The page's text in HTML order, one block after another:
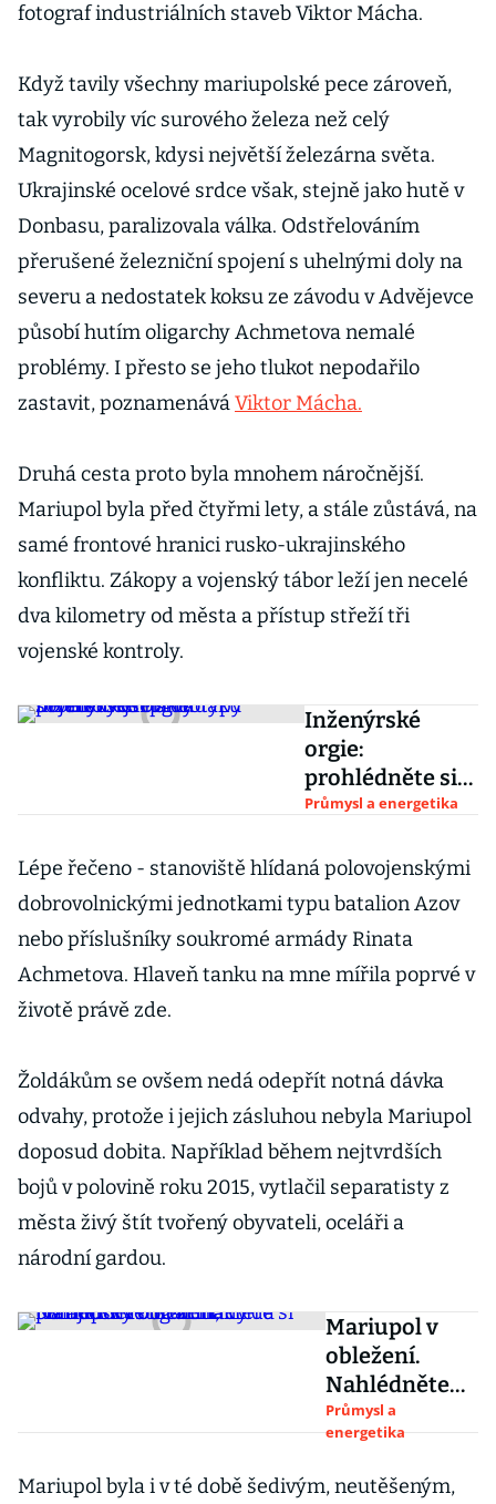
fotograf industriálních staveb Viktor Mácha.
Když tavily všechny mariupolské pece zároveň,
tak vyrobily víc surového železa než celý
Magnitogorsk, kdysi největší železárna světa.
Ukrajinské ocelové srdce však, stejně jako hutě v
Donbasu, paralizovala válka. Odstřelováním
přerušené železniční spojení s uhelnými doly na
severu a nedostatek koksu ze závodu v Advějevce
působí hutím oligarchy Achmetova nemalé
problémy. I přesto se jeho tlukot nepodařilo
zastavit, poznamenáváViktor Mácha.
Druhá cesta proto byla mnohem náročnější.
Mariupol byla před čtyřmi lety, a stále zůstává, na
samé frontové hranici rusko-ukrajinského
konfliktu. Zákopy a vojenský tábor leží jen necelé
dva kilometry od města a přístup střeží tři
vojenské kontroly.
Inženýrské
orgie:
prohlédněte si
ty nejdivočejší
sovětských
náklaďáků
Průmysl a energetika
Lépe řečeno - stanoviště hlídaná polovojenskými
dobrovolnickými jednotkami typu batalion Azov
nebo příslušníky soukromé armády Rinata
Achmetova. Hlaveň tanku na mne mířila poprvé v
životě právě zde.
Žoldákům se ovšem nedá odepřít notná dávka
odvahy, protože i jejich zásluhou nebyla Mariupol
doposud dobita. Například během nejtvrdších
bojů v polovině roku 2015, vytlačil separatisty z
města živý štít tvořený obyvateli, oceláři a
národní gardou.
Mariupol v
obležení.
Nahlédněte
do hutí, které
si ukrajinský
oligarcha
Průmysl a
energetika
Mariupol byla i v té době šedivým, neutěšeným,